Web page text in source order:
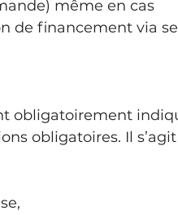
même en cas
de financement via
obligatoirement
obligatoires. Il s’agit